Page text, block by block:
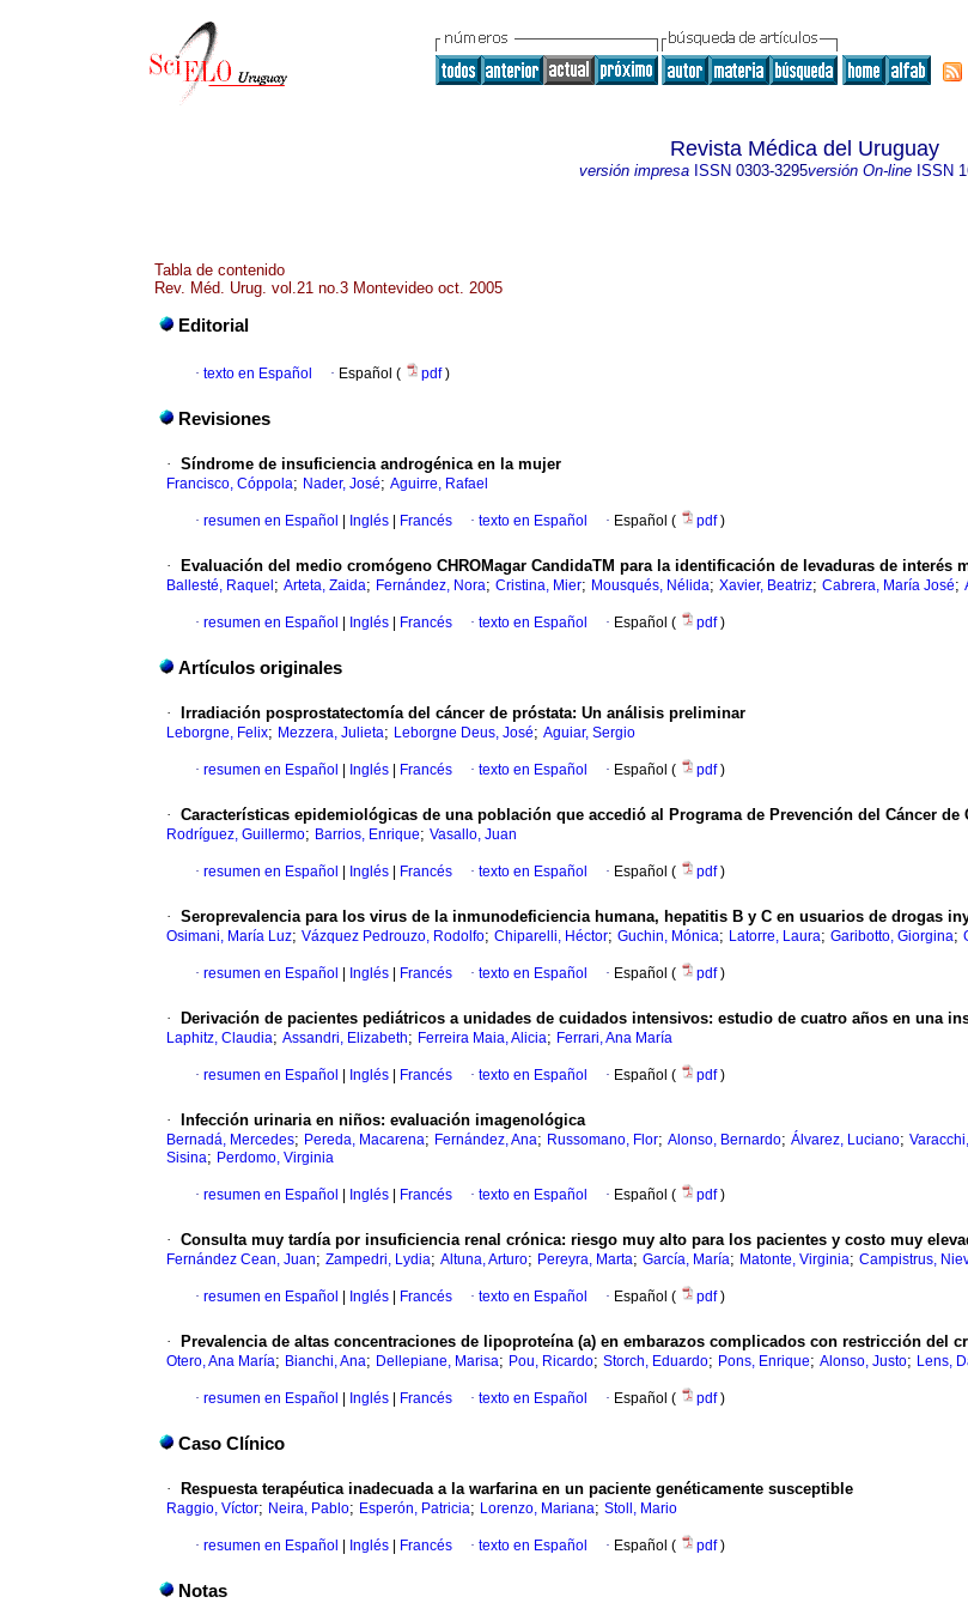
Revista Médica del Uruguay
versión impresaISSN 0303-3295versión On-lineISSN
Tabla de contenido
Rev. Méd. Urug. vol.21 no.3 Montevideo oct. 2005
Editorial
· texto en Español · Español ( pdf)
Revisiones
· Síndrome de insuficiencia androgénica en la mujer
Francisco, Cóppola; Nader, José; Aguirre, Rafael
· resumen en Español Inglés Francés · texto en Español · Español ( pdf)
· Evaluación del medio cromógeno CHROMagar CandidaTM para la identificación de levaduras de interés
Ballesté, Raquel ; Arteta, Zaida; Fernández, Nora; Cristina, Mier; Mousqués, Nélida; Xavier, Beatriz; Cabrera, María José;
· resumen en Español Inglés Francés · texto en Español · Español ( pdf)
Artículos originales
· Irradiación posprostatectomía del cáncer de próstata: Un análisis preliminar
Leborgne, Felix; Mezzera, Julieta; Leborgne Deus, José; Aguiar, Sergio
· resumen en Español Inglés Francés · texto en Español · Español ( pdf)
· Características epidemiológicas de una población que accedió al Programa de Prevención del Cáncer de
Rodríguez, Guillermo; Barrios, Enrique; Vasallo, Juan
· resumen en Español Inglés Francés · texto en Español · Español ( pdf)
· Seroprevalencia para los virus de la inmunodeficiencia humana, hepatitis B y C en usuarios de drogas
Osimani, María Luz; Vázquez Pedrouzo, Rodolfo; Chiparelli, Héctor; Guchin, Mónica; Latorre, Laura; Garibotto, Giorgina;
· resumen en Español Inglés Francés · texto en Español · Español ( pdf)
· Derivación de pacientes pediátricos a unidades de cuidados intensivos: estudio de cuatro años en una
Laphitz, Claudia; Assandri, Elizabeth; Ferreira Maia, Alicia; Ferrari, Ana María
· resumen en Español Inglés Francés · texto en Español · Español ( pdf)
· Infección urinaria en niños: evaluación imagenológica
Bernadá, Mercedes; Pereda, Macarena; Fernández, Ana; Russomano, Flor; Alonso, Bernardo; Álvarez, Luciano;
Sisina; Perdomo, Virginia
· resumen en Español Inglés Francés · texto en Español · Español ( pdf)
· Consulta muy tardía por insuficiencia renal crónica: riesgo muy alto para los pacientes y costo muy
Fernández Cean, Juan; Zampedri, Lydia; Altuna, Arturo; Pereyra, Marta; García, María; Matonte, Virginia; Campistrus,
· resumen en Español Inglés Francés · texto en Español · Español ( pdf)
· Prevalencia de altas concentraciones de lipoproteína (a) en embarazos complicados con restricción del
Otero, Ana María; Bianchi, Ana; Dellepiane, Marisa; Pou, Ricardo; Storch, Eduardo; Pons, Enrique; Alonso, Justo; Lens,
· resumen en Español Inglés Francés · texto en Español · Español ( pdf)
Caso Clínico
· Respuesta terapéutica inadecuada a la warfarina en un paciente genéticamente susceptible
Raggio, Víctor; Neira, Pablo; Esperón, Patricia; Lorenzo, Mariana; Stoll, Mario
· resumen en Español Inglés Francés · texto en Español · Español ( pdf)
Notas